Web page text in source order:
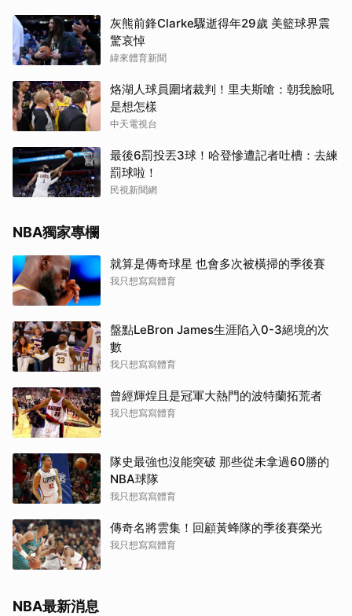
灰熊前鋒Clarke驟逝得年29歲 美籃球界震
驚哀悼
緯來體育新聞
烙湖人球員圍堵裁判！里夫斯嗆：朝我臉吼
是想怎樣
中天電視台
最後6罰投丟3球！哈登慘遭記者吐槽：去練
罰球啦！
民視新聞網
NBA獨家專欄
就算是傳奇球星 也會多次被橫掃的季後賽
我只想寫寫體育
盤點LeBron James生涯陷入0-3絕境的次
數
我只想寫寫體育
曾經輝煌且是冠軍大熱門的波特蘭拓荒者
我只想寫寫體育
隊史最強也沒能突破 那些從未拿過60勝的
NBA球隊
我只想寫寫體育
傳奇名將雲集！回顧黃蜂隊的季後賽榮光
我只想寫寫體育
NBA最新消息